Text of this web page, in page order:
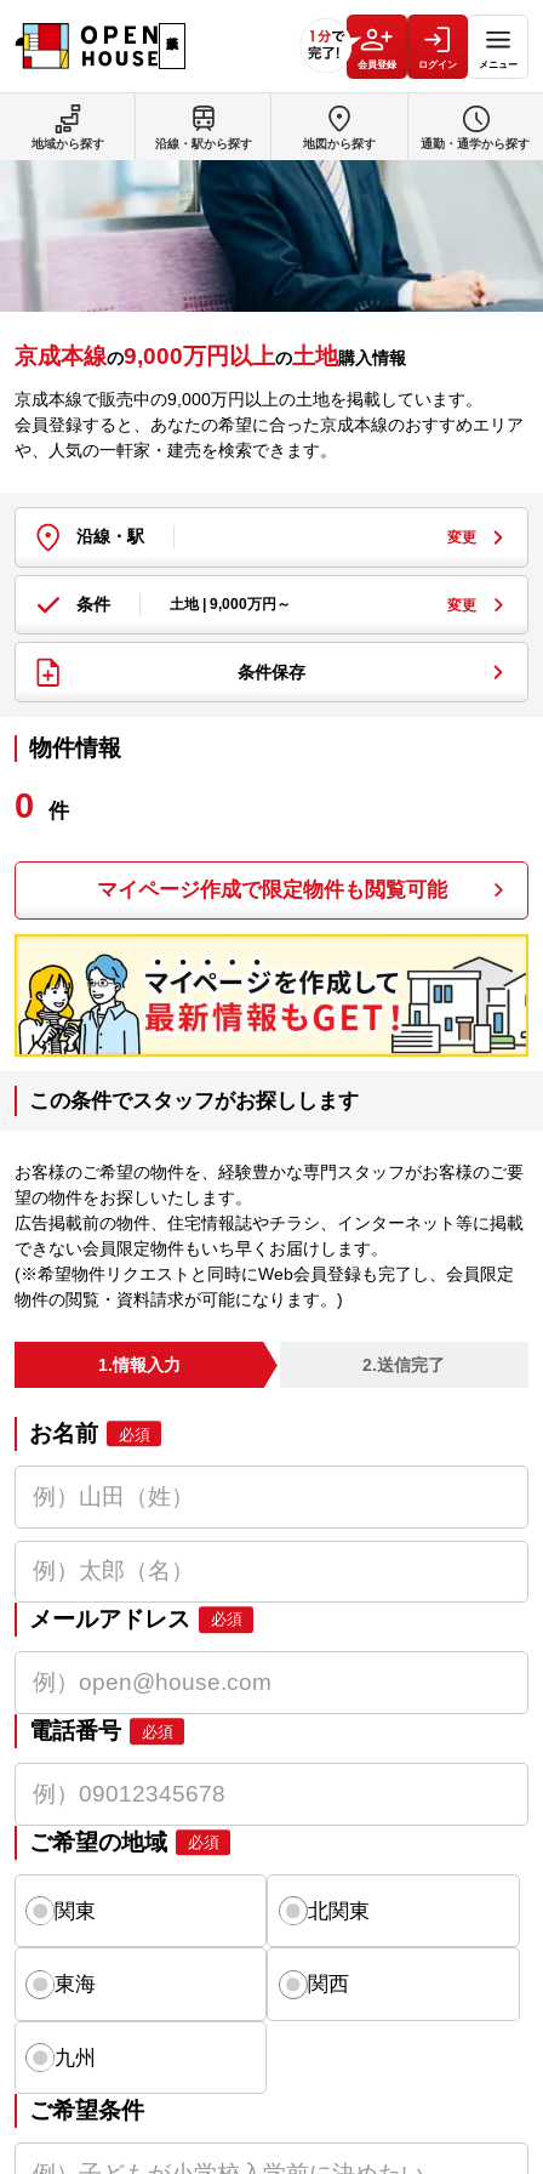
会員登録 ログイン メニュー
京成本線の9,000万円以上の土地購入情報
京成本線で販売中の9,000万円以上の土地を掲載しています。
会員登録すると、あなたの希望に合った京成本線のおすすめエリア
や、人気の一軒家・建売を検索できます。
沿線・駅 変更
条件 土地 | 9,000万円～ 変更
条件保存
物件情報
0 件
マイページ作成で限定物件も閲覧可能
この条件でスタッフがお探しします
お客様のご希望の物件を、経験豊かな専門スタッフがお客様のご要
望の物件をお探しいたします。
広告掲載前の物件、住宅情報誌やチラシ、インターネット等に掲載
できない会員限定物件もいち早くお届けします。
(※希望物件リクエストと同時にWeb会員登録も完了し、会員限定
物件の閲覧・資料請求が可能になります。)
1.情報入力 2.送信完了
お名前 必須
メールアドレス 必須
電話番号 必須
ご希望の地域 必須
関東 北関東
東海 関西
九州
ご希望条件
地域から探す 沿線・駅から探す 地図から探す 通勤・通学から探す